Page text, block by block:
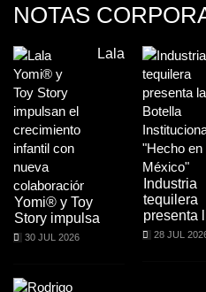
NOTAS
Lala
Yomi® y Toy
Story impulsa
30 JUL 2026
Industria
tequilera
presenta l
28 JUL